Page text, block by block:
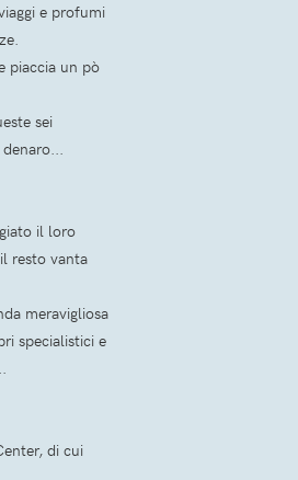
e profumi
piaccia un pò
sei
il loro
resto vanta
meravigliosa
specialistici e
di cui